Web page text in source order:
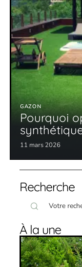
GAZON
Pourquoi
11 mars 2026
Recherche
À la une